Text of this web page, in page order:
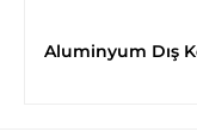
Aluminyum Dış